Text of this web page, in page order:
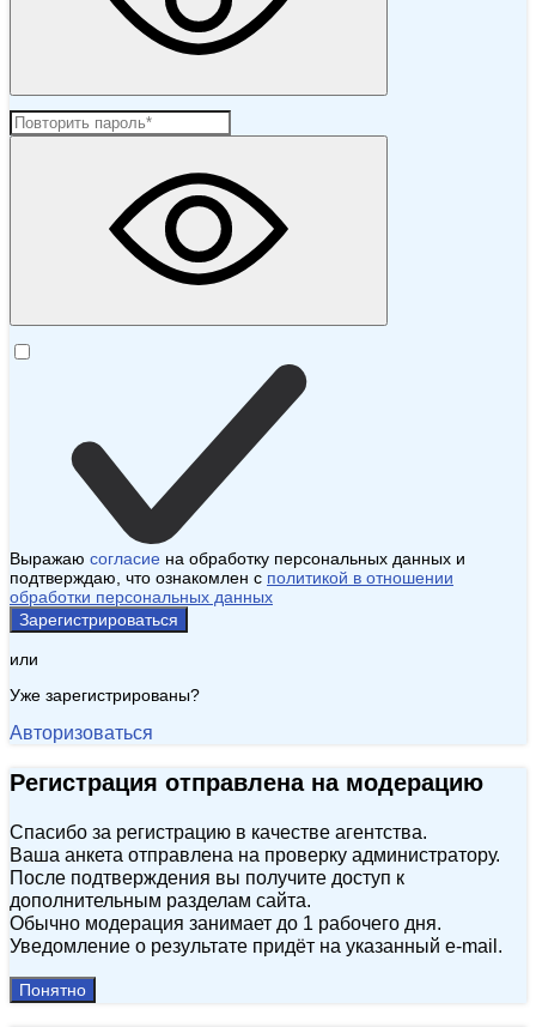
Выражаю согласие на обработку персональных данных и
подтверждаю, что ознакомлен с политикой в отношении
обработки персональных данных
Зарегистрироваться
или
Уже зарегистрированы?
Авторизоваться
Регистрация отправлена на модерацию
Спасибо за регистрацию в качестве агентства.
Ваша анкета отправлена на проверку администратору.
После подтверждения вы получите доступ к
дополнительным разделам сайта.
Обычно модерация занимает до 1 рабочего дня.
Уведомление о результате придёт на указанный e‑mail.
Понятно